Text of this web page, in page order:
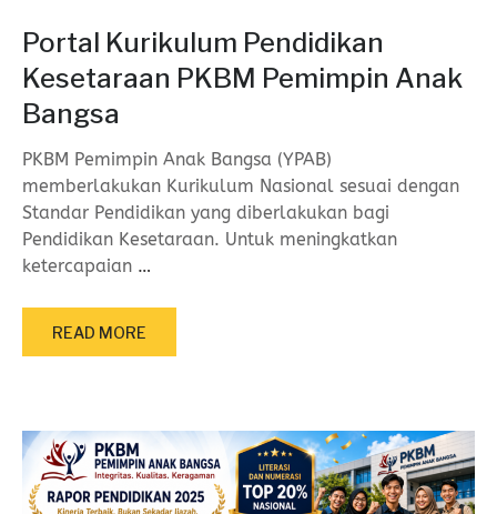
Portal Kurikulum Pendidikan
Kesetaraan PKBM Pemimpin Anak
Bangsa
PKBM Pemimpin Anak Bangsa (YPAB)
memberlakukan Kurikulum Nasional sesuai dengan
Standar Pendidikan yang diberlakukan bagi
Pendidikan Kesetaraan. Untuk meningkatkan
ketercapaian …
READ MORE